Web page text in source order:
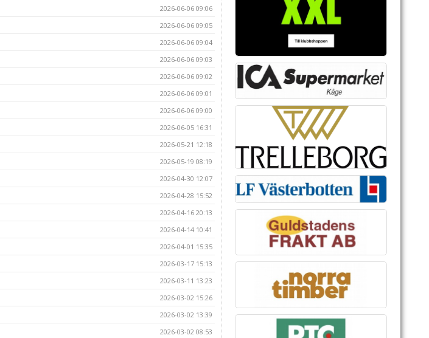
2026-06-06 09:06
2026-06-06 09:05
2026-06-06 09:04
2026-06-06 09:03
2026-06-06 09:02
2026-06-06 09:01
2026-06-06 09:00
2026-06-05 16:31
2026-05-21 12:18
2026-05-19 08:19
2026-04-30 12:07
2026-04-28 15:52
2026-04-16 20:13
2026-04-14 10:41
2026-04-01 15:35
2026-03-17 15:13
2026-03-11 13:23
2026-03-02 15:26
2026-03-02 13:39
2026-03-02 08:53